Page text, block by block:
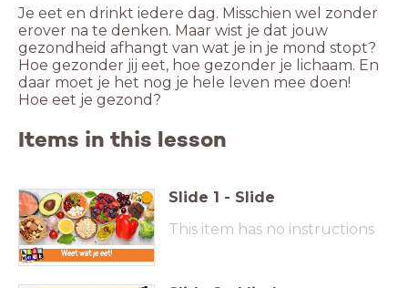
Je eet en drinkt iedere dag. Misschien wel zonder
erover na te denken. Maar wist je dat jouw
gezondheid afhangt van wat je in je mond stopt?
Hoe gezonder jij eet, hoe gezonder je lichaam. En
daar moet je het nog je hele leven mee doen!
Hoe eet je gezond?
Items in this lesson
Weet wat je eet!
Slide 1 - Slide
This item has no instructions